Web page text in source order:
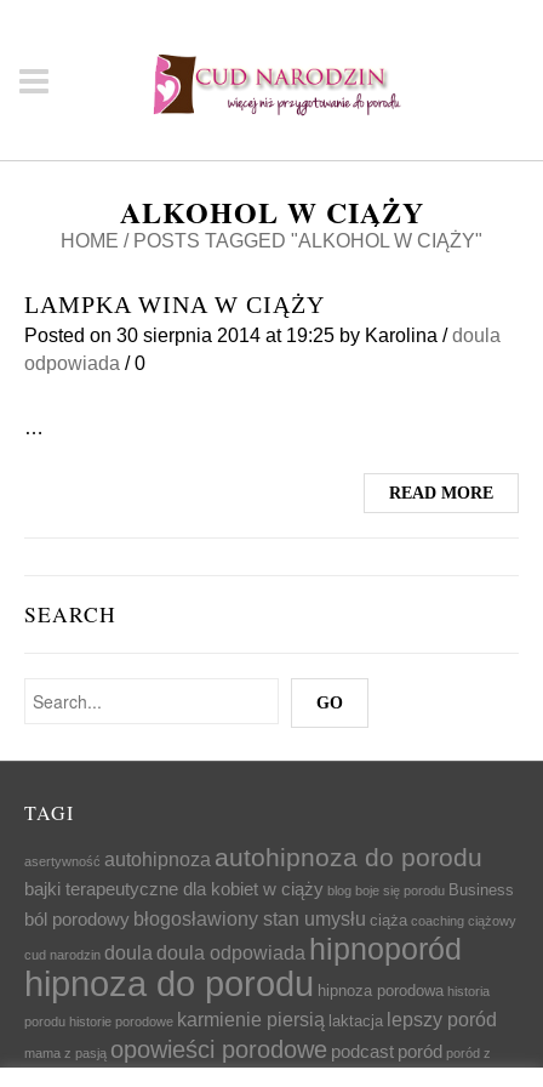
ALKOHOL W CIĄŻY
HOME / POSTS TAGGED "ALKOHOL W CIĄŻY"
LAMPKA WINA W CIĄŻY
Posted on 30 sierpnia 2014 at 19:25 by Karolina /doula
odpowiada /0
…
READ MORE
SEARCH
TAGI
asertywność autohipnoza autohipnoza do porodu
bajki terapeutyczne dla kobiet w ciąży blog boje się porodu Business
ból porodowy błogosławiony stan umysłu ciąża coaching ciążowy
cud narodzin doula doula odpowiada hipnoporód
hipnoza do porodu hipnoza porodowa historia
porodu historie porodowe karmienie piersią laktacja lepszy poród
mama z pasją opowieści porodowe podcast poród poród z